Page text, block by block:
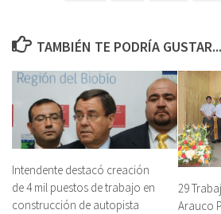
TAMBIÉN TE PODRÍA GUSTAR...
Intendente destacó creación
de 4 mil puestos de trabajo en
construcción de autopista
29
Arauco